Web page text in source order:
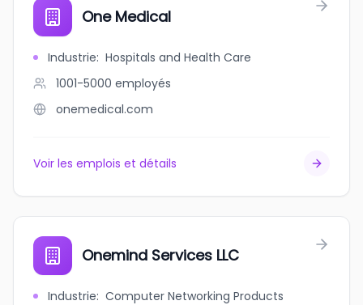
One Medical
Industrie: Hospitals and Health Care
1001-5000 employés
onemedical.com
Voir les emplois et détails
Onemind Services LLC
Industrie: Computer Networking Products